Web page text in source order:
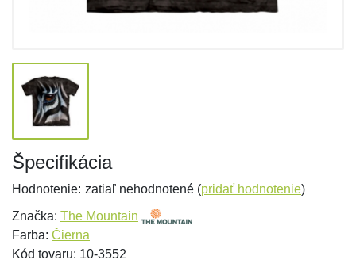
Špecifikácia
Hodnotenie: zatiaľ nehodnotené (pridať hodnotenie)
Značka: The Mountain
Farba: Čierna
Kód tovaru: 10-3552